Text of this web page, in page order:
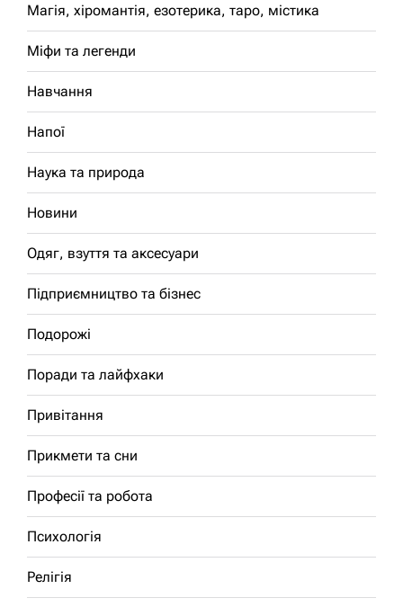
Магія, хіромантія, езотерика, таро, містика
Міфи та легенди
Навчання
Напої
Наука та природа
Новини
Одяг, взуття та аксесуари
Підприємництво та бізнес
Подорожі
Поради та лайфхаки
Привітання
Прикмети та сни
Професії та робота
Психологія
Релігія